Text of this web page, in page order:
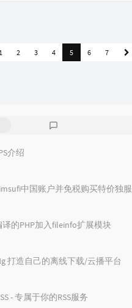
1 2 3 4 5 6 7
t
m
n
介绍
中国账户并免税购买特价独服
的PHP加入fileinfo扩展模块
打造自己的离线下载/云播平台
- 专属于你的RSS服务